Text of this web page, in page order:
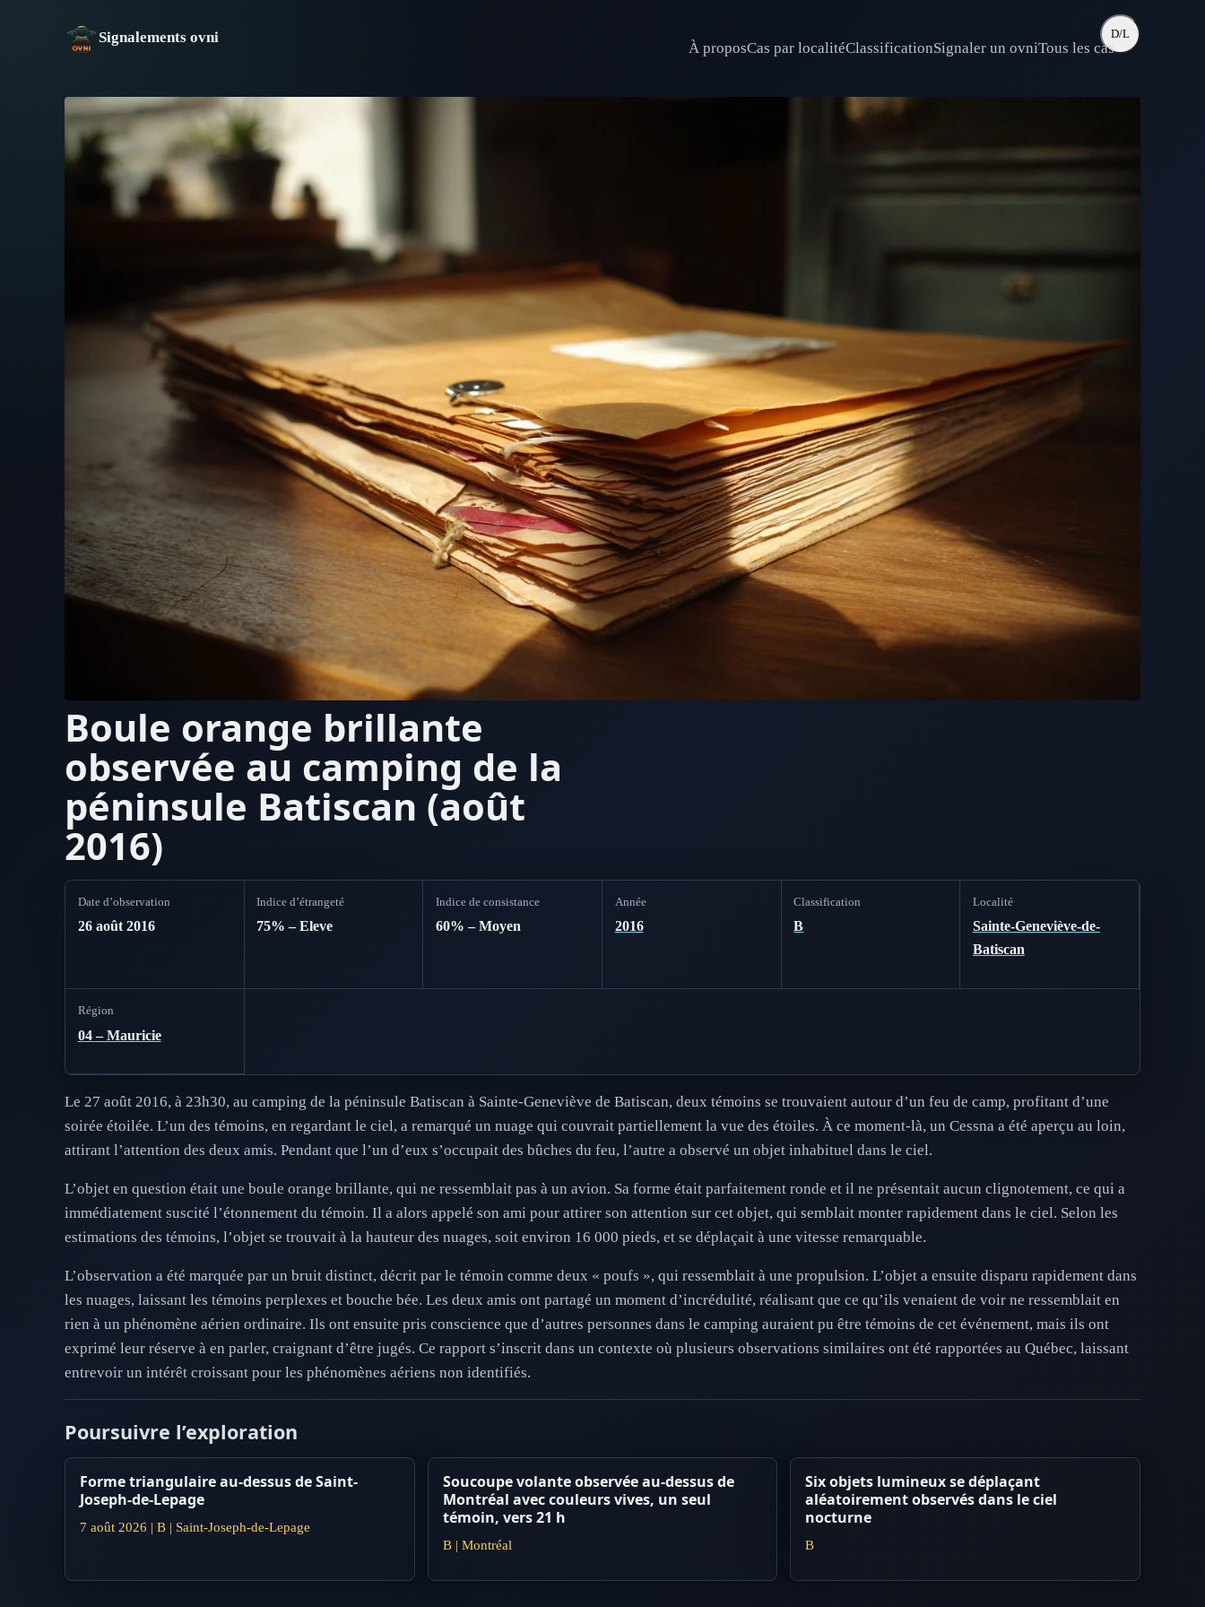
Signalements ovni
À proposCas par localitéClassificationSignaler un ovniTous les cas
D/L
Boule orange brillante
observée au camping de la
péninsule Batiscan (août
2016)
Date d’observation
26 août 2016
Indice d’étrangeté
75% – Eleve
Indice de consistance
60% – Moyen
Année
2016
Classification
B
Localité
Sainte-Geneviève-de-
Batiscan
Région
04 – Mauricie
Le 27 août 2016, à 23h30, au camping de la péninsule Batiscan à Sainte-Geneviève de Batiscan, deux témoins se trouvaient autour d’un feu de camp, profitant d’une
soirée étoilée. L’un des témoins, en regardant le ciel, a remarqué un nuage qui couvrait partiellement la vue des étoiles. À ce moment-là, un Cessna a été aperçu au loin,
attirant l’attention des deux amis. Pendant que l’un d’eux s’occupait des bûches du feu, l’autre a observé un objet inhabituel dans le ciel.
L’objet en question était une boule orange brillante, qui ne ressemblait pas à un avion. Sa forme était parfaitement ronde et il ne présentait aucun clignotement, ce qui a
immédiatement suscité l’étonnement du témoin. Il a alors appelé son ami pour attirer son attention sur cet objet, qui semblait monter rapidement dans le ciel. Selon les
estimations des témoins, l’objet se trouvait à la hauteur des nuages, soit environ 16 000 pieds, et se déplaçait à une vitesse remarquable.
L’observation a été marquée par un bruit distinct, décrit par le témoin comme deux « poufs », qui ressemblait à une propulsion. L’objet a ensuite disparu rapidement dans
les nuages, laissant les témoins perplexes et bouche bée. Les deux amis ont partagé un moment d’incrédulité, réalisant que ce qu’ils venaient de voir ne ressemblait en
rien à un phénomène aérien ordinaire. Ils ont ensuite pris conscience que d’autres personnes dans le camping auraient pu être témoins de cet événement, mais ils ont
exprimé leur réserve à en parler, craignant d’être jugés. Ce rapport s’inscrit dans un contexte où plusieurs observations similaires ont été rapportées au Québec, laissant
entrevoir un intérêt croissant pour les phénomènes aériens non identifiés.
Poursuivre l’exploration
Forme triangulaire au-dessus de Saint-
Joseph-de-Lepage
7 août 2026 | B | Saint-Joseph-de-Lepage
Soucoupe volante observée au-dessus de
Montréal avec couleurs vives, un seul
témoin, vers 21 h
B | Montréal
Six objets lumineux se déplaçant
aléatoirement observés dans le ciel
nocturne
B